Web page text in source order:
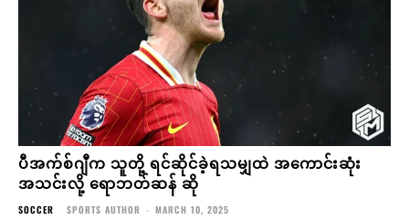
ပီအက်စ်ဂျီက သူတို့ ရင်ဆိုင်ခဲ့ရသမျှထဲ အကောင်းဆုံး
အသင်းလို့ ရောဘတ်ဆန် ဆို
SOCCER SPORTS AUTHOR - MARCH 10, 2025